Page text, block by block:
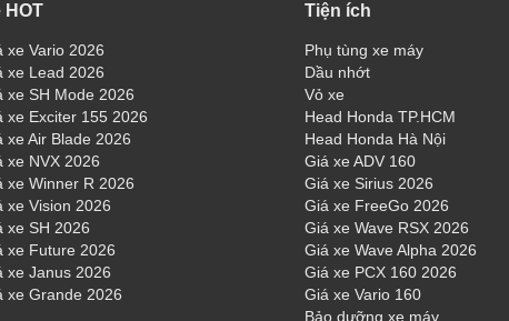
HOT
xe Vario 2026
xe Lead 2026
xe SH Mode 2026
xe Exciter 155 2026
xe Air Blade 2026
xe NVX 2026
xe Winner R 2026
xe Vision 2026
xe SH 2026
xe Future 2026
xe Janus 2026
xe Grande 2026
Tiện ích
Phụ tùng xe máy
Dầu nhớt
Vỏ xe
Head Honda TP.HCM
Head Honda Hà Nội
Giá xe ADV 160
Giá xe Sirius 2026
Giá xe FreeGo 2026
Giá xe Wave RSX 2026
Giá xe Wave Alpha 2026
Giá xe PCX 160 2026
Giá xe Vario 160
Bảo dưỡng xe máy